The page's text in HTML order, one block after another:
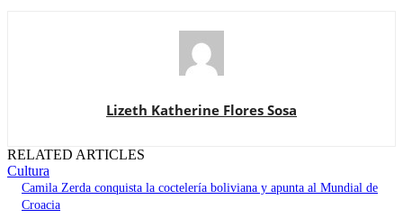
Lizeth Katherine Flores Sosa
RELATED ARTICLES
Cultura
Camila Zerda conquista la coctelería boliviana y apunta al Mundial de
Croacia